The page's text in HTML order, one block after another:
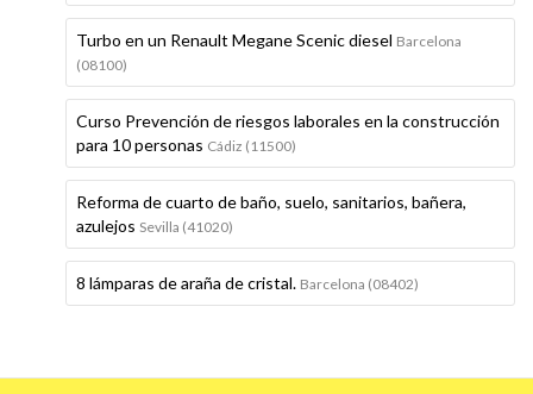
Turbo en un Renault Megane Scenic diesel Barcelona
(08100)
Curso Prevención de riesgos laborales en la construcción
para 10 personas Cádiz (11500)
Reforma de cuarto de baño, suelo, sanitarios, bañera,
azulejos Sevilla (41020)
8 lámparas de araña de cristal. Barcelona (08402)